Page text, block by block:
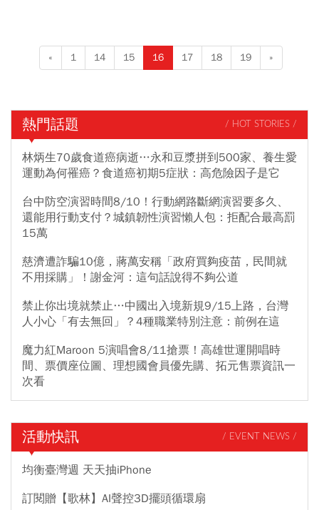
« 1 14 15 16 17 18 19 »
熱門話題 / HOT STORIES /
林炳生70歲食道癌病逝…永和豆漿拼到500家、養生愛
運動為何罹癌？食道癌初期5症狀：高危險因子是它
台中防空演習時間8/10！行動網路斷網演習要多久、
還能用行動支付？城鎮韌性演習懶人包：拒配合最高罰
15萬
慈濟遭詐騙10億，蔣萬安稱「政府買夠疫苗，民間就
不用採購」！謝金河：這句話說得不夠公道
禁止你出境就禁止…中國出入境新規9/15上路，台灣
人小心「有去無回」？4種職業特別注意：前例在這
魔力紅Maroon 5演唱會8/11搶票！高雄世運開唱時
間、票價座位圖、理想國會員優先購、拓元售票資訊一
次看
活動快訊 / EVENT NEWS /
均衡臺灣週 天天抽iPhone
訂閱贈【歌林】AI聲控3D擺頭循環扇